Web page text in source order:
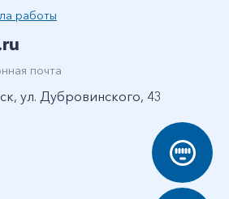
работы
почта
ул. Дубровинского, 43